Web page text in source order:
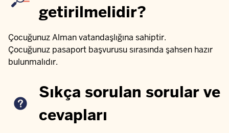
getirilmelidir?
Çocuğunuz Alman vatandaşlığına sahiptir.
Çocuğunuz pasaport başvurusu sırasında şahsen hazır
bulunmalıdır.
Sıkça sorulan sorular ve
cevapları